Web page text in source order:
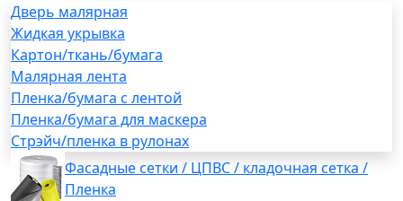
Дверь малярная
Жидкая укрывка
Картон/ткань/бумага
Малярная лента
Пленка/бумага с лентой
Пленка/бумага для маскера
Стрэйч/пленка в рулонах
Фасадные сетки / ЦПВС / кладочная сетка /
Пленка